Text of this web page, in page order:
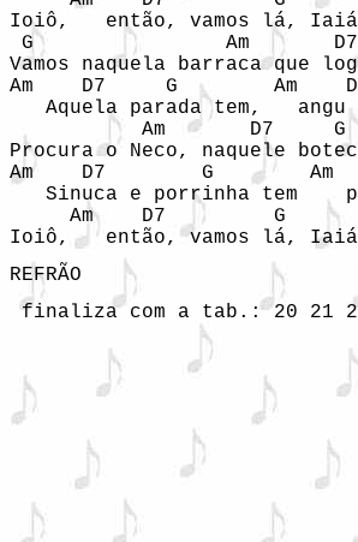
Ioiô,   então, vamos lá,
G                Am
Vamos naquela barraca que
Am    D7     G	      Am    D7       G	     Am      D7      G
Aquela parada tem,   angu
Am       D7     G
Procura o Neco, naquele
Am    D7        G        Am
Sinuca e porrinha tem
Am    D7         G
Ioiô,   então, vamos lá,
REFRÃO
finaliza com a tab.: 20 21